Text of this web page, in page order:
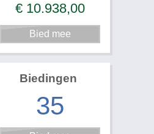
€ 10.938,00
Biedingen
35